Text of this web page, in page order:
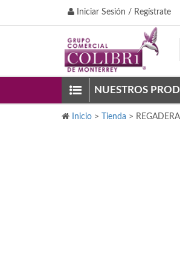
Iniciar Sesión / Regístrate
NUESTROS
Inicio > Tienda >